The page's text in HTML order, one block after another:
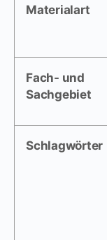
Materialart
Fach- und
Sachgebiet
Schlagwörter